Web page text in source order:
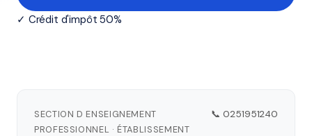
✓ Crédit d'impôt 50%
SECTION D ENSEIGNEMENT
PROFESSIONNEL · ÉTABLISSEMENT
📞 0251951240